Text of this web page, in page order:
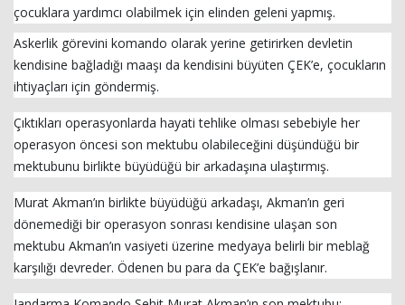
çocuklara yardımcı olabilmek için elinden geleni yapmış.
Askerlik görevini komando olarak yerine getirirken devletin
kendisine bağladığı maaşı da kendisini büyüten ÇEK’e, çocukların
ihtiyaçları için göndermiş.
Çıktıkları operasyonlarda hayati tehlike olması sebebiyle her
operasyon öncesi son mektubu olabileceğini düşündüğü bir
mektubunu birlikte büyüdüğü bir arkadaşına ulaştırmış.
Murat Akman’ın birlikte büyüdüğü arkadaşı, Akman’ın geri
dönemediği bir operasyon sonrası kendisine ulaşan son
mektubu Akman’ın vasiyeti üzerine medyaya belirli bir meblağ
karşılığı devreder. Ödenen bu para da ÇEK’e bağışlanır.
Haberin Doğru Adresi.